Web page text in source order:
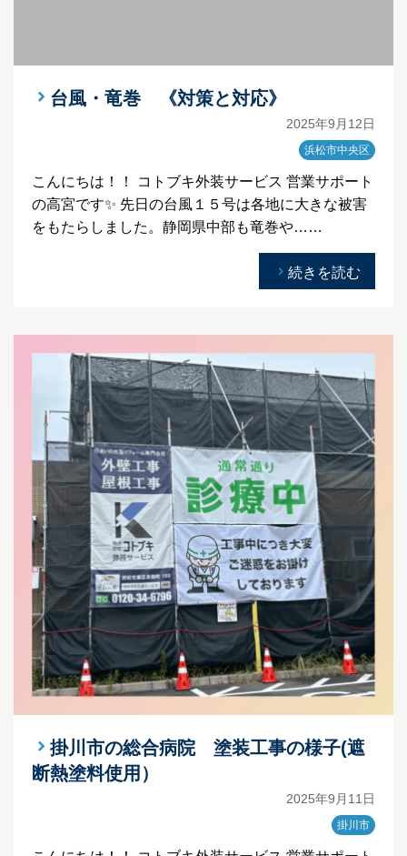
台風・竜巻 《対策と対応》
2025年9月12日
浜松市中央区
こんにちは！！ コトブキ外装サービス 営業サポート
の高宮です✨ 先日の台風１５号は各地に大きな被害
をもたらしました。静岡県中部も竜巻や……
続きを読む
掛川市の総合病院 塗装工事の様子(遮
断熱塗料使用）
2025年9月11日
掛川市